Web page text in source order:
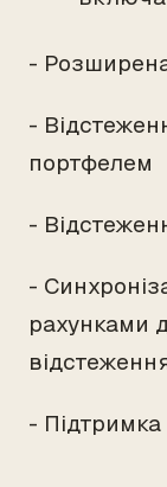
- Розширена
-
портфелем
-
-
рахунками
- Підтримка